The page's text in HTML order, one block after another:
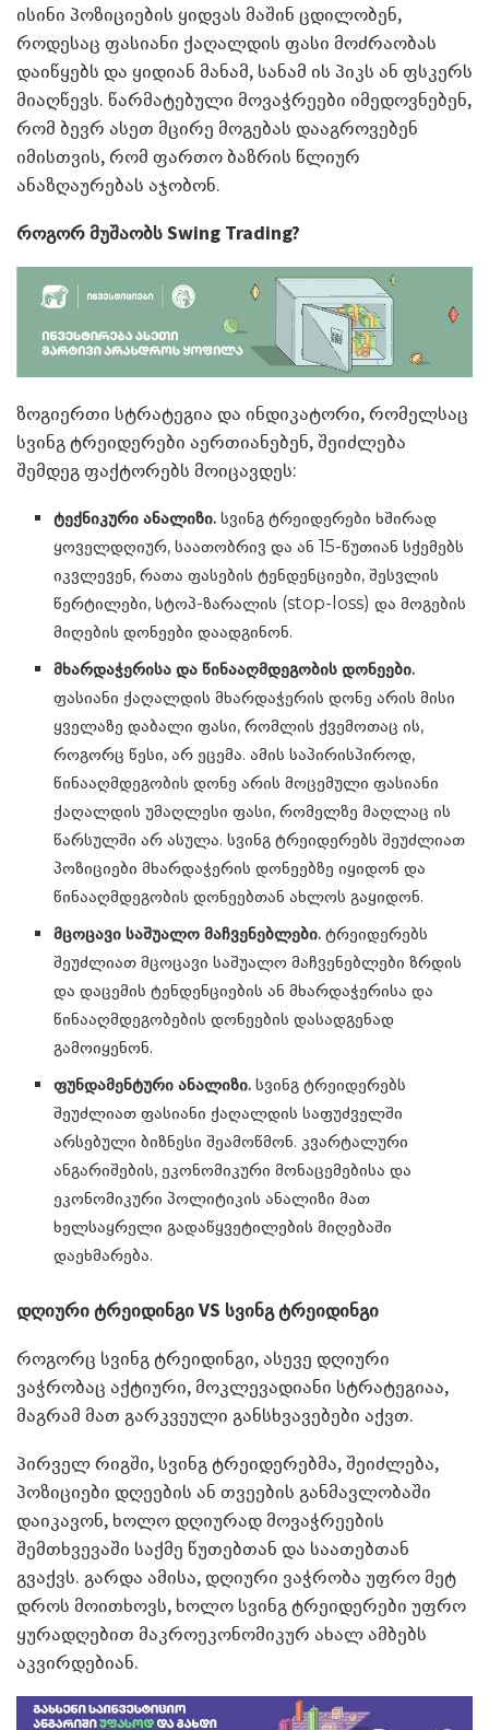
ისინი პოზიციების ყიდვას მაშინ ცდილობენ,
როდესაც ფასიანი ქაღალდის ფასი მოძრაობას
დაიწყებს და ყიდიან მანამ, სანამ ის პიკს ან ფსკერს
მიაღწევს. წარმატებული მოვაჭრეები იმედოვნებენ,
რომ ბევრ ასეთ მცირე მოგებას დააგროვებენ
იმისთვის, რომ ფართო ბაზრის წლიურ
ანაზღაურებას აჯობონ.
როგორ მუშაობსSwing Trading?
ზოგიერთი სტრატეგია და ინდიკატორი, რომელსაც
სვინგ ტრეიდერები აერთიანებენ, შეიძლება
შემდეგ ფაქტორებს მოიცავდეს:
ტექნიკური ანალიზი.სვინგ ტრეიდერები ხშირად
ყოველდღიურ, საათობრივ და ან 15-წუთიან სქემებს
იკვლევენ, რათა ფასების ტენდენციები, შესვლის
წერტილები, სტოპ-ზარალის (stop-loss) და მოგების
მიღების დონეები დაადგინონ.
მხარდაჭერისა და წინააღმდეგობის დონეები.
ფასიანი ქაღალდის მხარდაჭერის დონე არის მისი
ყველაზე დაბალი ფასი, რომლის ქვემოთაც ის,
როგორც წესი, არ ეცემა. ამის საპირისპიროდ,
წინააღმდეგობის დონე არის მოცემული ფასიანი
ქაღალდის უმაღლესი ფასი, რომელზე მაღლაც ის
წარსულში არ ასულა. სვინგ ტრეიდერებს შეუძლიათ
პოზიციები მხარდაჭერის დონეებზე იყიდონ და
წინააღმდეგობის დონეებთან ახლოს გაყიდონ.
მცოცავი საშუალო მაჩვენებლები.ტრეიდერებს
შეუძლიათ მცოცავი საშუალო მაჩვენებლები ზრდის
და დაცემის ტენდენციების ან მხარდაჭერისა და
წინააღმდეგობების დონეების დასადგენად
გამოიყენონ.
ფუნდამენტური ანალიზი.სვინგ ტრეიდერებს
შეუძლიათ ფასიანი ქაღალდის საფუძველში
არსებული ბიზნესი შეამოწმონ. კვარტალური
ანგარიშების, ეკონომიკური მონაცემებისა და
ეკონომიკური პოლიტიკის ანალიზი მათ
ხელსაყრელი გადაწყვეტილების მიღებაში
დაეხმარება.
დღიური ტრეიდინგიVS სვინგ ტრეიდინგი
როგორც სვინგ ტრეიდინგი, ასევე დღიური
ვაჭრობაც აქტიური, მოკლევადიანი სტრატეგიაა,
მაგრამ მათ გარკვეული განსხვავებები აქვთ.
პირველ რიგში, სვინგ ტრეიდერებმა, შეიძლება,
პოზიციები დღეების ან თვეების განმავლობაში
დაიკავონ, ხოლო დღიურად მოვაჭრეების
შემთხვევაში საქმე წუთებთან და საათებთან
გვაქვს. გარდა ამისა, დღიური ვაჭრობა უფრო მეტ
დროს მოითხოვს, ხოლო სვინგ ტრეიდერები უფრო
ყურადღებით მაკროეკონომიკურ ახალ ამბებს
აკვირდებიან.